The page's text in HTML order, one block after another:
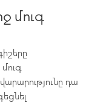
մուգ
դա